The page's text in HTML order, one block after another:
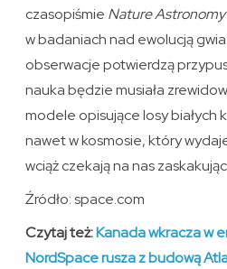
czasopiśmie Nature Astronomy
w badaniach nad ewolucją
obserwacje potwierdzą
nauka będzie musiała
modele opisujące losy białych
nawet w kosmosie, który
wciąż czekają na nas
Źródło: space.com
Czytaj też:Kanada wkracza w
NordSpace rusza z budową